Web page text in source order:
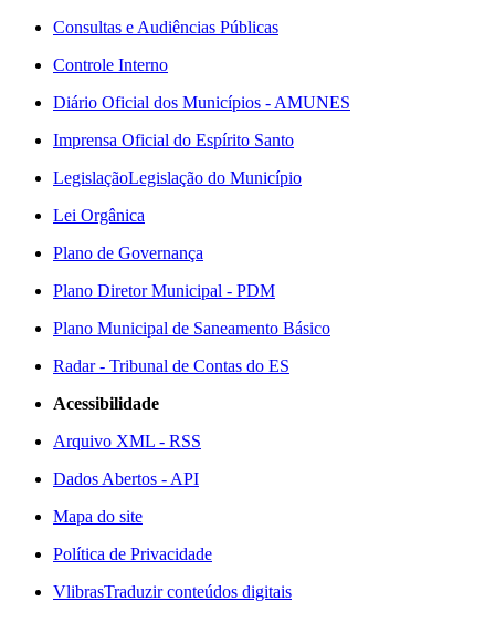
Consultas e Audiências Públicas
Controle Interno
Diário Oficial dos Municípios - AMUNES
Imprensa Oficial do Espírito Santo
LegislaçãoLegislação do Município
Lei Orgânica
Plano de Governança
Plano Diretor Municipal - PDM
Plano Municipal de Saneamento Básico
Radar - Tribunal de Contas do ES
Acessibilidade
Arquivo XML - RSS
Dados Abertos - API
Mapa do site
Política de Privacidade
VlibrasTraduzir conteúdos digitais